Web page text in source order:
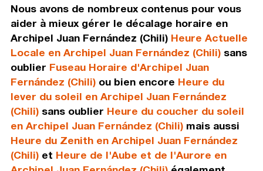
Nous avons de nombreux contenus pour vous
aider à mieux gérer le décalage horaire en
Archipel Juan Fernández (Chili) Heure Actuelle
Locale en Archipel Juan Fernández (Chili)sans
oublier Fuseau Horaire d'Archipel Juan
Fernández (Chili)ou bien encore Heure du
lever du soleil en Archipel Juan Fernández
(Chili)sans oublier Heure du coucher du soleil
en Archipel Juan Fernández (Chili)mais aussi
Heure du Zenith en Archipel Juan Fernández
(Chili)et Heure de l'Aube et de l'Aurore en